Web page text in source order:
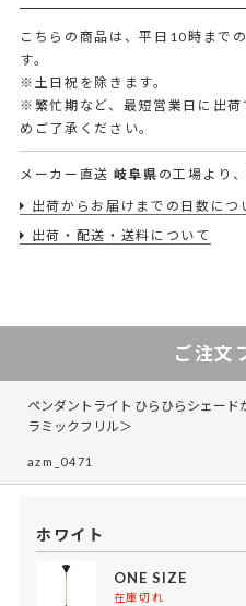
こちらの商品は、平日10時まで
す。
※土日祝を除きます。
※繁忙期など、最短営業日に出
めご了承ください。
メーカー直送 岐阜県 の工場より、
出荷からお届けまでの日数につ
出荷・配送・送料について
ご注文
ペンダントライト ひらひらシェー
ラミックフリル＞
azm_0471
ホワイト
ONE SIZE
在庫切れ